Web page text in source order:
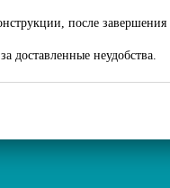
после завершения
доставленные неудобства.